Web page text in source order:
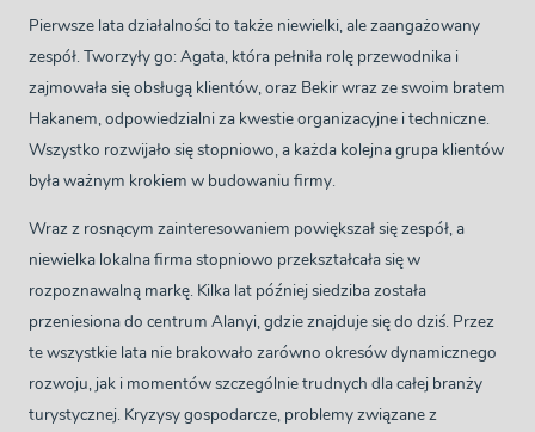
Pierwsze lata działalności to także niewielki, ale zaangażowany
zespół. Tworzyły go: Agata, która pełniła rolę przewodnika i
zajmowała się obsługą klientów, oraz Bekir wraz ze swoim bratem
Hakanem, odpowiedzialni za kwestie organizacyjne i techniczne.
Wszystko rozwijało się stopniowo, a każda kolejna grupa klientów
była ważnym krokiem w budowaniu firmy.
Wraz z rosnącym zainteresowaniem powiększał się zespół, a
niewielka lokalna firma stopniowo przekształcała się w
rozpoznawalną markę. Kilka lat później siedziba została
przeniesiona do centrum Alanyi, gdzie znajduje się do dziś. Przez
te wszystkie lata nie brakowało zarówno okresów dynamicznego
rozwoju, jak i momentów szczególnie trudnych dla całej branży
turystycznej. Kryzysy gospodarcze, problemy związane z